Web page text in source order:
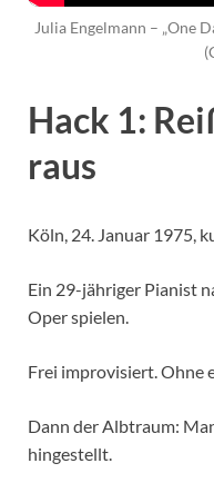
Julia Engelmann – „One
Hack 1:
raus
Köln, 24. Januar 1975,
Ein 29-jähriger Pianist
Oper spielen.
Frei improvisiert. Ohne
Dann der Albtraum:
hingestellt.